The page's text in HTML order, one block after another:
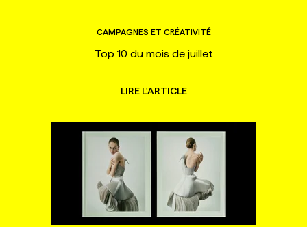
CAMPAGNES ET CRÉATIVITÉ
Top 10 du mois de juillet
LIRE L'ARTICLE